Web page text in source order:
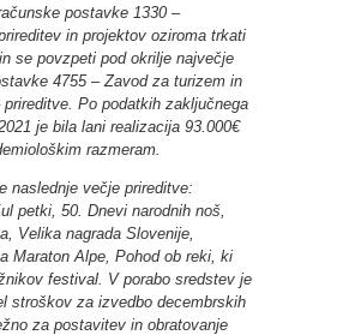
postavke 1330 –
in projektov oziroma trkati
se povzpeti pod okrilje največje
4755 – Zavod za turizem in
Po podatkih zaključnega
je bila lani realizacija 93.000€
razmeram.
naslednje večje prireditve:
petki, 50. Dnevi narodnih noš,
Velika nagrada Slovenije,
Maraton Alpe, Pohod ob reki, ki
festival. V porabo sredstev je
stroškov za izvedbo decembrskih
za postavitev in obratovanje